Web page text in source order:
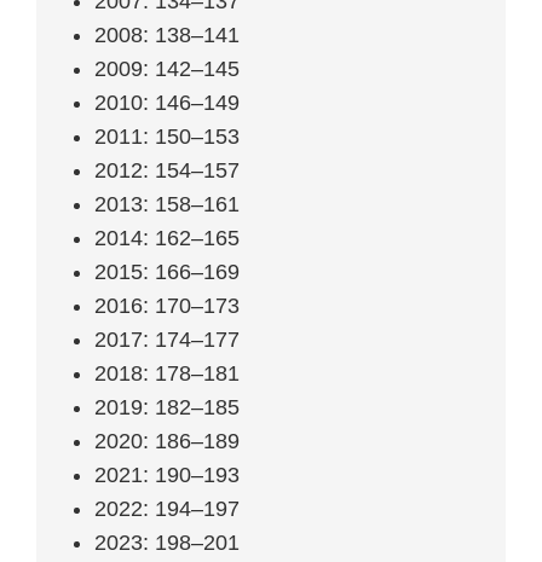
2008: 138–141
2009: 142–145
2010: 146–149
2011: 150–153
2012: 154–157
2013: 158–161
2014: 162–165
2015: 166–169
2016: 170–173
2017: 174–177
2018: 178–181
2019: 182–185
2020: 186–189
2021: 190–193
2022: 194–197
2023: 198–201